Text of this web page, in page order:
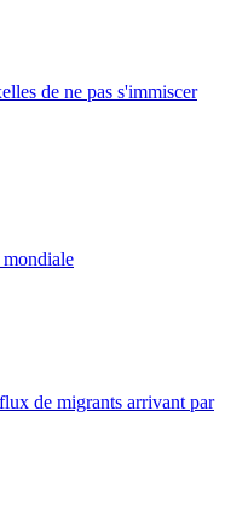
de ne pas s'immiscer
de migrants arrivant par